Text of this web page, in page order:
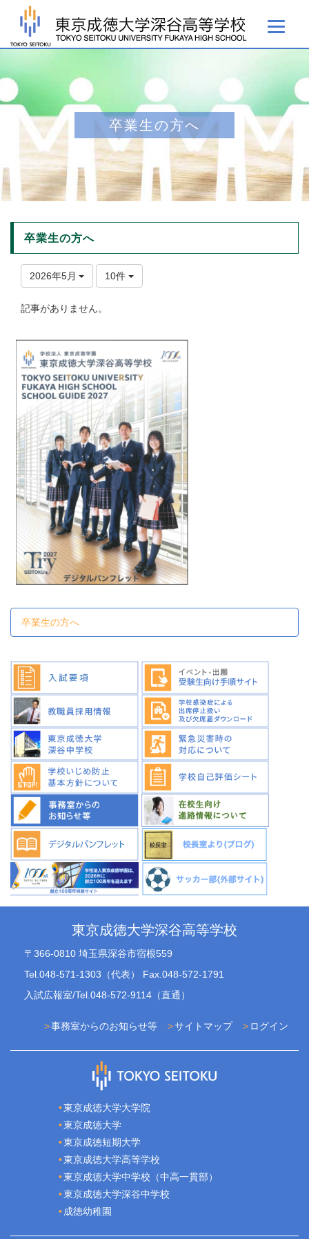
卒業生の方へ
卒業生の方へ
2026年5月 10件
記事がありません。
卒業生の方へ
東京成徳大学深谷高等学校
〒366-0810 埼玉県深谷市宿根559
Tel.048-571-1303（代表） Fax.048-572-1791
入試広報室/Tel.048-572-9114（直通）
ログイン
サイトマップ
事務室からのお知らせ等
東京成徳大学大学院
東京成徳大学
東京成徳短期大学
東京成徳大学高等学校
東京成徳大学中学校（中高一貫部）
東京成徳大学深谷中学校
成徳幼稚園